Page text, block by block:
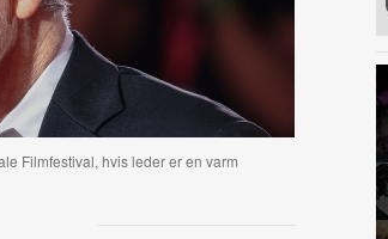
Filmfestival, hvis leder er en varm